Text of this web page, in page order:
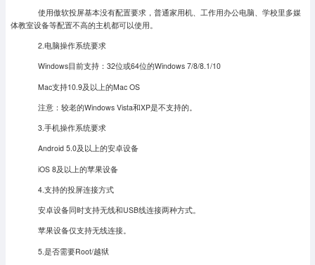
使用傲软投屏基本没有配置要求，普通家用机、工作用办公电脑、学校里多媒
体教室设备等配置不高的主机都可以使用。
2.电脑操作系统要求
Windows目前支持：32位或64位的Windows 7/8/8.1/10
Mac支持10.9及以上的Mac OS
注意：较老的Windows Vista和XP是不支持的。
3.手机操作系统要求
Android 5.0及以上的安卓设备
iOS 8及以上的苹果设备
4.支持的投屏连接方式
安卓设备同时支持无线和USB线连接两种方式。
苹果设备仅支持无线连接。
5.是否需要Root/越狱